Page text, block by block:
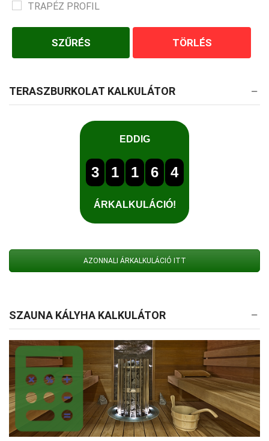
TRAPÉZ PROFIL
SZŰRÉS TÖRLÉS
TERASZBURKOLAT KALKULÁTOR
AZONNALI ÁRKALKULÁCIÓ ITT
SZAUNA KÁLYHA KALKULÁTOR